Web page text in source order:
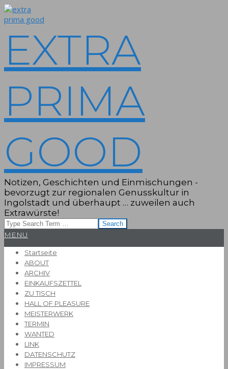
Skip
to
EXTRA
PRIMA
GOOD
Notizen, Geschichten und Einmischungen -
bevorzugt zur regionalen Genusskultur in
Ingolstadt und überhaupt … zuweilen auch
Extrawürste!
Search
Primary
Menu
MENU
Startseite
ABOUT
ARCHIV
EINKAUFSZETTEL
ZU TISCH
HALL OF PLEASURE
MEISTERWERK
TERMIN
WANTED
LINK
DATENSCHUTZ
IMPRESSUM